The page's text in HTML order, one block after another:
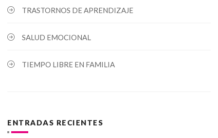
TRASTORNOS DE APRENDIZAJE
SALUD EMOCIONAL
TIEMPO LIBRE EN FAMILIA
ENTRADAS RECIENTES